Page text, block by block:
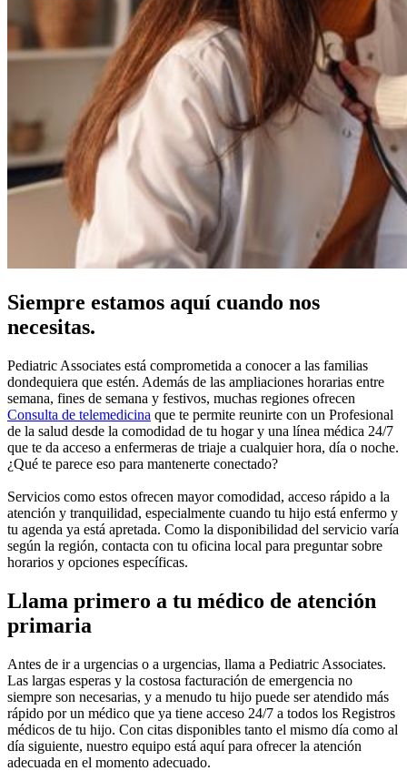
Siempre estamos aquí cuando nos
necesitas.
Pediatric Associates está comprometida a conocer a las familias
dondequiera que estén. Además de las ampliaciones horarias entre
semana, fines de semana y festivos, muchas regiones ofrecen
Consulta de telemedicina que te permite reunirte con un Profesional
de la salud desde la comodidad de tu hogar y una línea médica 24/7
que te da acceso a enfermeras de triaje a cualquier hora, día o noche.
¿Qué te parece eso para mantenerte conectado?
Servicios como estos ofrecen mayor comodidad, acceso rápido a la
atención y tranquilidad, especialmente cuando tu hijo está enfermo y
tu agenda ya está apretada. Como la disponibilidad del servicio varía
según la región, contacta con tu oficina local para preguntar sobre
horarios y opciones específicas.
Llama primero a tu médico de atención
primaria
Antes de ir a urgencias o a urgencias, llama a Pediatric Associates.
Las largas esperas y la costosa facturación de emergencia no
siempre son necesarias, y a menudo tu hijo puede ser atendido más
rápido por un médico que ya tiene acceso 24/7 a todos los Registros
médicos de tu hijo. Con citas disponibles tanto el mismo día como al
día siguiente, nuestro equipo está aquí para ofrecer la atención
adecuada en el momento adecuado.